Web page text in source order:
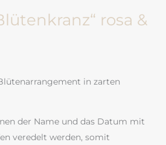
rosa &
in zarten
der Name und das Datum mit
veredelt werden, somit